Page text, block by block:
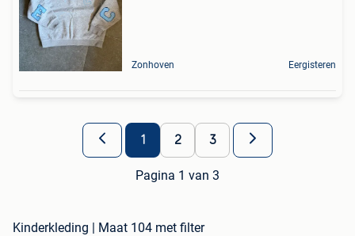
Zonhoven Eergisteren
1 2 3
Pagina 1 van 3
Kinderkleding | Maat 104 met filter